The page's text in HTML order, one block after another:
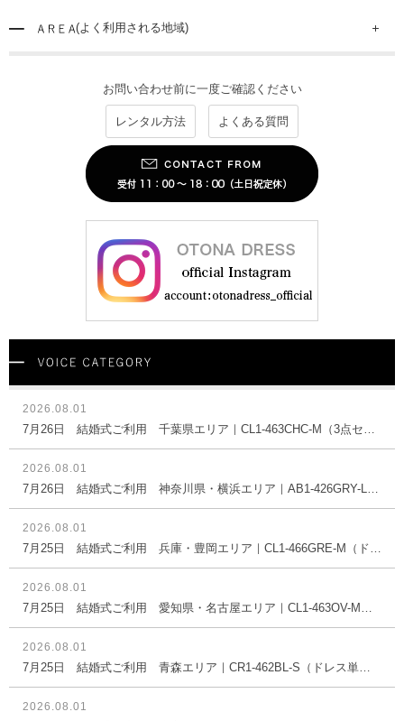
(よく利用される地域)
お問い合わせ前に一度ご確認ください
レンタル方法 よくある質問
2026.08.01
2026.08.01
2026.08.01
2026.08.01
2026.08.01
2026.08.01